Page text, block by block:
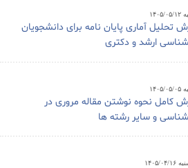
۱۲
تحلیل آماری پایان نامه برای دانشجویان
ارشد و دکتری
۰۵
کامل نحوه نوشتن مقاله مروری در
و سایر رشته ها
۰۴/۱۶